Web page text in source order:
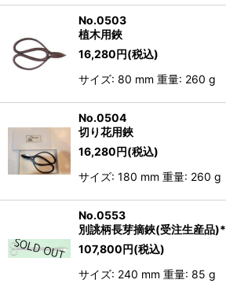
No.0503
植木用鋏
16,280円(税込)
サイズ: 80 mm 重量: 260 g
No.0504
切り花用鋏
16,280円(税込)
サイズ: 180 mm 重量: 260 g
No.0553
別誂柄長芽摘鋏(受注生産品)*
107,800円(税込)
サイズ: 240 mm 重量: 85 g